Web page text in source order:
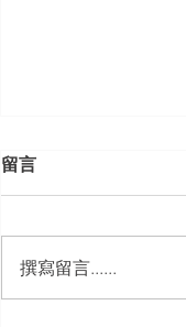
留言
撰寫留言......